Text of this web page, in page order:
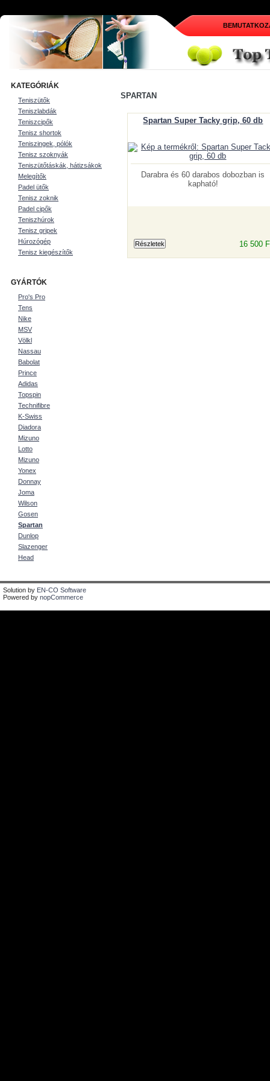
KATEGÓRIÁK
Teniszütők
Teniszlabdák
Teniszcipők
Tenisz shortok
Teniszingek, pólók
Tenisz szoknyák
Teniszütőtáskák, hátizsákok
Melegítők
Padel ütők
Tenisz zoknik
Padel cipők
Teniszhúrok
Tenisz gripek
Húrozógép
Tenisz kiegészítők
GYÁRTÓK
Pro's Pro
Tens
Nike
MSV
Völkl
Nassau
Babolat
Prince
Adidas
Topspin
Technifibre
K-Swiss
Diadora
Mizuno
Lotto
Mizuno
Yonex
Donnay
Joma
Wilson
Gosen
Spartan
Dunlop
Slazenger
Head
SPARTAN
Spartan Super Tacky grip, 60 db
Darabra és 60 darabos dobozban is
kapható!
16 500
Solution by EN-CO Software
Powered by nopCommerce